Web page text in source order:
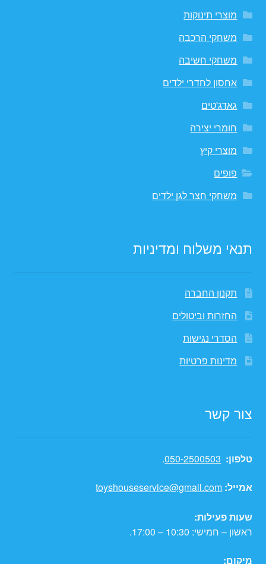
מוצרי תינוקות
משחקי הרכבה
משחקי חשיבה
אחסון לחדרי ילדים
גאדג'טים
חומרי יצירה
מוצרי קיץ
פופים
משחקי חצר לגן ילדים
תנאי משלוח ומדיניות
תקנון החברה
החזרות וביטולים
הסדרי נגישות
מדינות פרטיות
צור קשר
טלפון: 050-2500503
.
אמייל: toyshouseservice@gmail.com
שעות פעילות:
ראשון – חמישי: 10:30 – 17:00.
מיקום: